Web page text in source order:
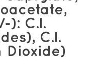
): C.I.
C.I.
Dioxide)